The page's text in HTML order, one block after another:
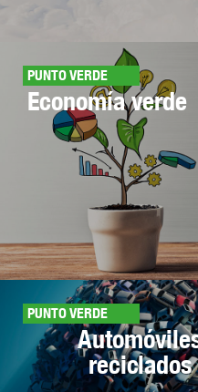
PUNTO VERDE
Economía verde
PUNTO VERDE
reciclados